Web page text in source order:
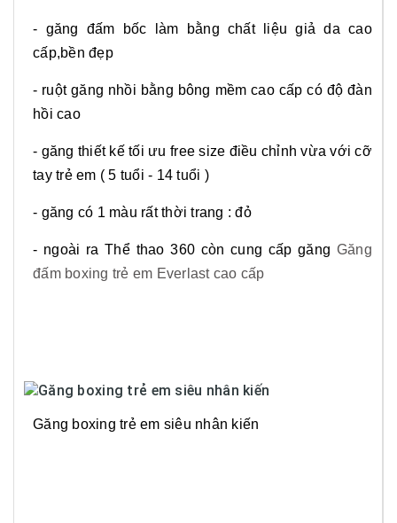
- găng đấm bốc làm bằng chất liệu giả da cao
cấp,bền đẹp
- ruột găng nhồi bằng bông mềm cao cấp có độ đàn
hồi cao
- găng thiết kế tối ưu free size điều chỉnh vừa với cỡ
tay trẻ em ( 5 tuổi - 14 tuổi )
- găng có 1 màu rất thời trang : đỏ
- ngoài ra Thể thao 360 còn cung cấp găng Găng
đấm boxing trẻ em Everlast cao cấp
Găng boxing trẻ em siêu nhân kiến